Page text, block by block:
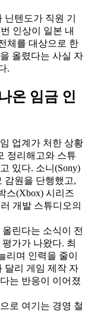
텐도가 직원 기
인상이 일본 내
체를 대상으로 한
올렸다는 사실 자
.
온 임금 인
업계가 처한 상황
정리해고와 스튜
있다. 소니(Sony)
감원을 단행했고,
스(Xbox) 시리즈
개발 스튜디오의
린다는 소식이 전
가가 나왔다. 최
리며 인력을 줄이
달리 게임 제작 자
는 반응이 이어졌
로 여기는 경영 철